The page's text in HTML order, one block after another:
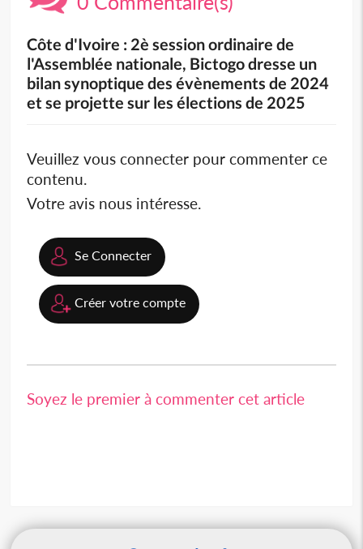
Côte d'Ivoire : 2è session ordinaire de
l'Assemblée nationale, Bictogo dresse un
bilan synoptique des évènements de 2024
et se projette sur les élections de 2025
Veuillez vous connecter pour commenter ce
contenu.
Votre avis nous intéresse.
Se Connecter
Créer votre compte
Soyez le premier à commenter cet article